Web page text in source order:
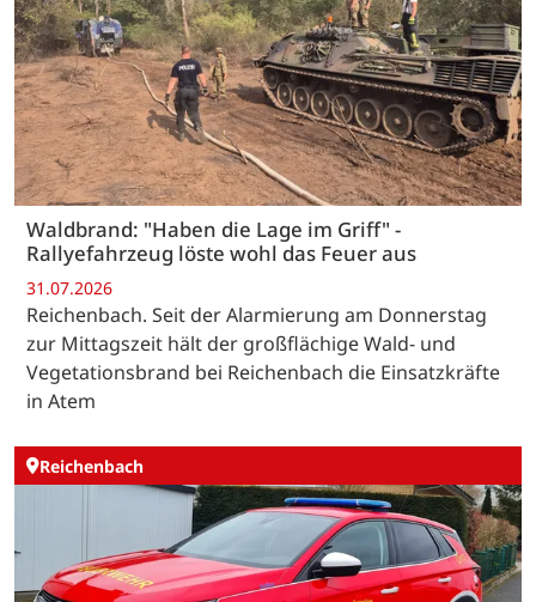
Waldbrand: "Haben die Lage im Griff" -
Rallyefahrzeug löste wohl das Feuer aus
31.07.2026
Reichenbach. Seit der Alarmierung am Donnerstag
zur Mittagszeit hält der großflächige Wald- und
Vegetationsbrand bei Reichenbach die Einsatzkräfte
in Atem
Reichenbach